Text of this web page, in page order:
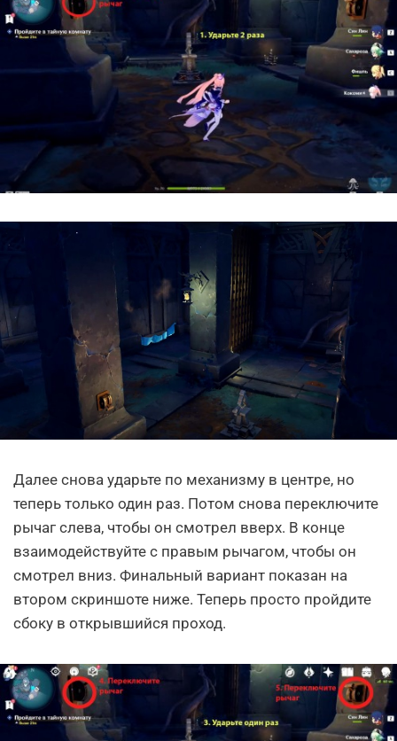
Далее снова ударьте по механизму в центре, но
теперь только один раз. Потом снова переключите
рычаг слева, чтобы он смотрел вверх. В конце
взаимодействуйте с правым рычагом, чтобы он
смотрел вниз. Финальный вариант показан на
втором скриншоте ниже. Теперь просто пройдите
сбоку в открывшийся проход.